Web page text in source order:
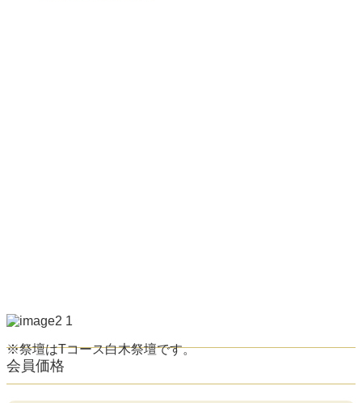
※祭壇はTコース白木祭壇です。
会員価格